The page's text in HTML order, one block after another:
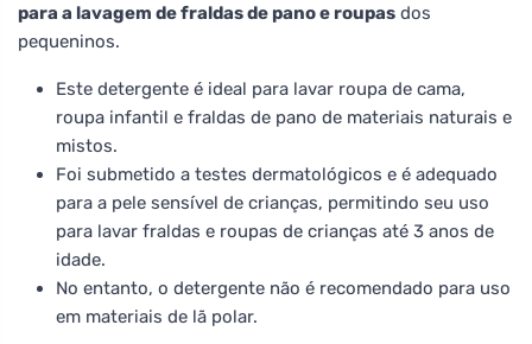
para a lavagem de fraldas de pano e roupas dos
pequeninos.
Este detergente é ideal para lavar roupa de cama,
roupa infantil e fraldas de pano de materiais naturais e
mistos.
Foi submetido a testes dermatológicos e é adequado
para a pele sensível de crianças, permitindo seu uso
para lavar fraldas e roupas de crianças até 3 anos de
idade.
No entanto, o detergente não é recomendado para uso
em materiais de lã polar.